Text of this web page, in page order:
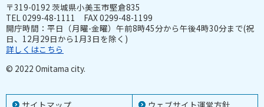
サイトマップ ウェブサイト運営方針
〒319-0192 茨城県小美玉市堅倉835
TEL 0299-48-1111 FAX 0299-48-1199
開庁時間：平日（月曜-金曜）午前8時45分から午後4時30分まで(祝
日、12月29日から1月3日を除く)
詳しくはこちら
© 2022 Omitama city.